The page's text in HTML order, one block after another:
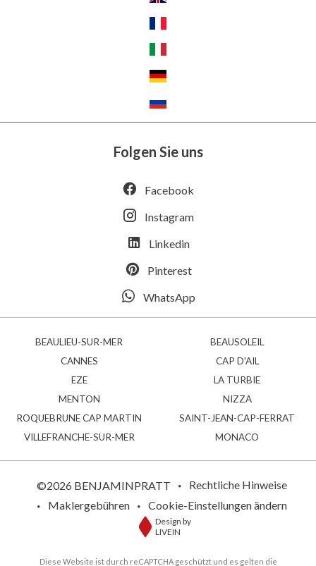
Folgen Sie uns
Facebook
Instagram
Linkedin
Pinterest
WhatsApp
BEAULIEU-SUR-MER
BEAUSOLEIL
CANNES
CAP D'AIL
EZE
LA TURBIE
MENTON
NIZZA
ROQUEBRUNE CAP MARTIN
SAINT-JEAN-CAP-FERRAT
VILLEFRANCHE-SUR-MER
MONACO
©2026 BENJAMINPRATT
Rechtliche Hinweise
Maklergebühren
Cookie-Einstellungen ändern
Design by
LIVEIN
Diese Website ist durch reCAPTCHA geschützt und es gelten die